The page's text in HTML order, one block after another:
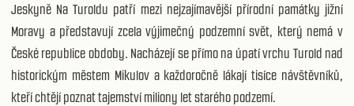
Jeskyně Na Turoldu patří mezi nejzajímavější přírodní památky jižní
Moravy a představují zcela výjimečný podzemní svět, který nemá v
České republice obdoby. Nacházejí se přímo na úpatí vrchu Turold nad
historickým městem Mikulov a každoročně lákají tisíce návštěvníků,
kteří chtějí poznat tajemství miliony let starého podzemí.